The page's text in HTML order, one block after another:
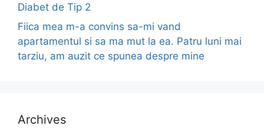
Diabet de Tip 2
Fiica mea m-a convins sa-mi vand
apartamentul si sa ma mut la ea. Patru luni mai
tarziu, am auzit ce spunea despre mine
Archives